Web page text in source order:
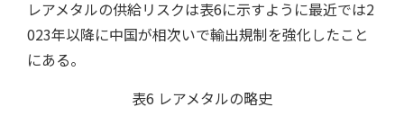
レアメタルの供給リスクは表6に示すように最近では2
023年以降に中国が相次いで輸出規制を強化したこと
にある。
表6 レアメタルの略史